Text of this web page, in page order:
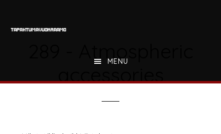
sivupalkkiin
MENU
accessories